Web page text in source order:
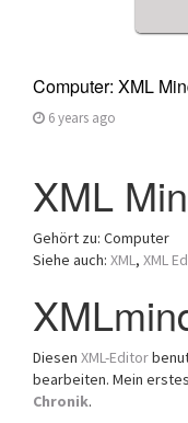
Computer: XML
6 years ago
XML
Gehört zu: Computer
Siehe auch: XML, XML
Diesen XML-Editor
bearbeiten. Mein
Chronik.